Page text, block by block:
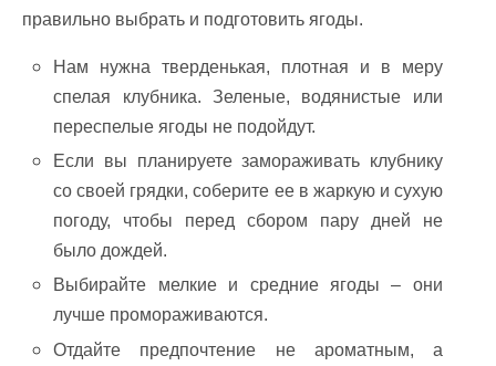
правильно выбрать и подготовить ягоды.
Нам нужна тверденькая, плотная и в меру
спелая клубника. Зеленые, водянистые или
переспелые ягоды не подойдут.
Если вы планируете замораживать клубнику
со своей грядки, соберите ее в жаркую и сухую
погоду, чтобы перед сбором пару дней не
было дождей.
Выбирайте мелкие и средние ягоды – они
лучше промораживаются.
Отдайте предпочтение не ароматным, а